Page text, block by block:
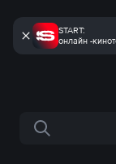
START:
онлайн -
Поиск по сайту